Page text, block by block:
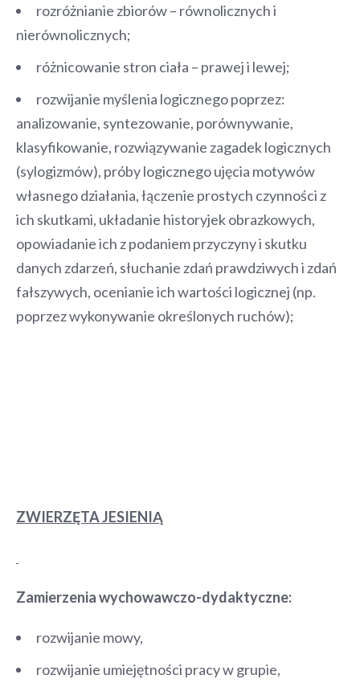
rozróżnianie zbiorów – równolicznych i
nierównolicznych;
różnicowanie stron ciała – prawej i lewej;
rozwijanie myślenia logicznego poprzez:
analizowanie, syntezowanie, porównywanie,
klasyfikowanie, rozwiązywanie zagadek logicznych
(sylogizmów), próby logicznego ujęcia motywów
własnego działania, łączenie prostych czynności z
ich skutkami, układanie historyjek obrazkowych,
opowiadanie ich z podaniem przyczyny i skutku
danych zdarzeń, słuchanie zdań prawdziwych i zdań
fałszywych, ocenianie ich wartości logicznej (np.
poprzez wykonywanie określonych ruchów);
ZWIERZĘTA JESIENIĄ
Zamierzenia wychowawczo-dydaktyczne:
rozwijanie mowy,
rozwijanie umiejętności pracy w grupie,